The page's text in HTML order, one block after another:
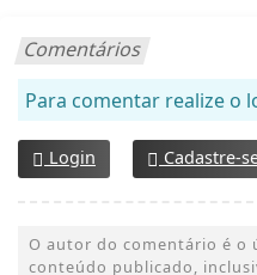
Comentários
Para comentar realize o
Login Cadastre-
O autor do comentário é o
conteúdo publicado,